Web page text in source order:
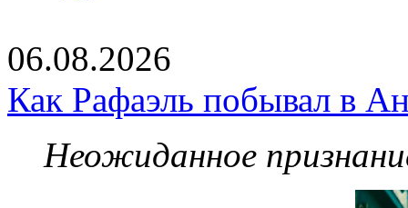
06.08.2026
Как Рафаэль побывал в
Неожиданное